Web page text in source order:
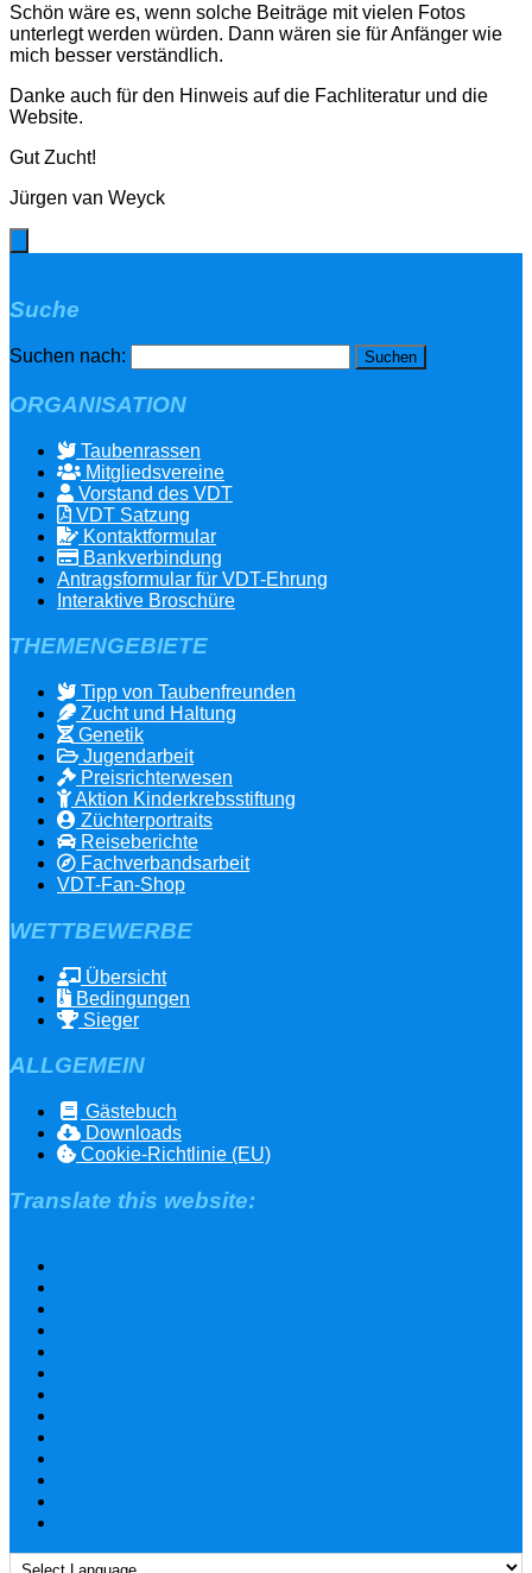
Schön wäre es, wenn solche Beiträge mit vielen Fotos
unterlegt werden würden. Dann wären sie für Anfänger wie
mich besser verständlich.
Danke auch für den Hinweis auf die Fachliteratur und die
Website.
Gut Zucht!
Jürgen van Weyck
Suche
Suchen nach:
ORGANISATION
Taubenrassen
Mitgliedsvereine
Vorstand des VDT
VDT Satzung
Kontaktformular
Bankverbindung
Antragsformular für VDT-Ehrung
Interaktive Broschüre
THEMENGEBIETE
Tipp von Taubenfreunden
Zucht und Haltung
Genetik
Jugendarbeit
Preisrichterwesen
Aktion Kinderkrebsstiftung
Züchterportraits
Reiseberichte
Fachverbandsarbeit
VDT-Fan-Shop
WETTBEWERBE
Übersicht
Bedingungen
Sieger
ALLGEMEIN
Gästebuch
Downloads
Cookie-Richtlinie (EU)
Translate this website: